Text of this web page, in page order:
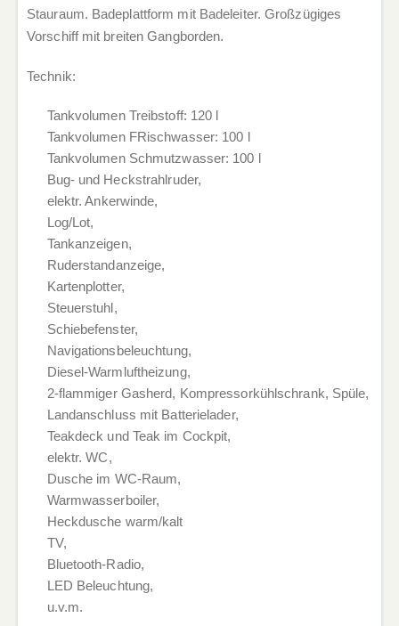
Stauraum. Badeplattform mit Badeleiter. Großzügiges
Vorschiff mit breiten Gangborden.
Technik:
Tankvolumen Treibstoff: 120 l
Tankvolumen FRischwasser: 100 l
Tankvolumen Schmutzwasser: 100 l
Bug- und Heckstrahlruder,
elektr. Ankerwinde,
Log/Lot,
Tankanzeigen,
Ruderstandanzeige,
Kartenplotter,
Steuerstuhl,
Schiebefenster,
Navigationsbeleuchtung,
Diesel-Warmluftheizung,
2-flammiger Gasherd, Kompressorkühlschrank, Spüle,
Landanschluss mit Batterielader,
Teakdeck und Teak im Cockpit,
elektr. WC,
Dusche im WC-Raum,
Warmwasserboiler,
Heckdusche warm/kalt
TV,
Bluetooth-Radio,
LED Beleuchtung,
u.v.m.